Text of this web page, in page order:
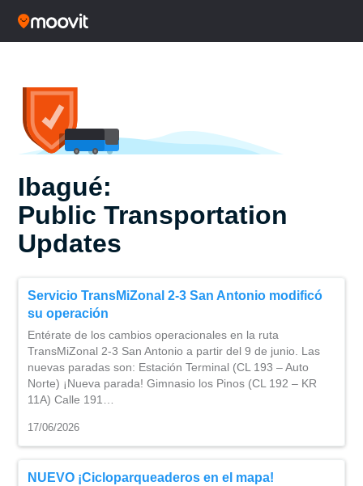
Ibagué:
Public Transportation
Updates
Servicio TransMiZonal 2-3 San Antonio modificó
su operación
Entérate de los cambios operacionales en la ruta
TransMiZonal 2-3 San Antonio a partir del 9 de junio. Las
nuevas paradas son: Estación Terminal (CL 193 – Auto
Norte) ¡Nueva parada! Gimnasio los Pinos (CL 192 – KR
11A) Calle 191…
17/06/2026
NUEVO ¡Cicloparqueaderos en el mapa!